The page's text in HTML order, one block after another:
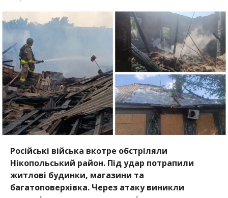
Російські війська вкотре обстріляли
Нікопольський район. Під удар потрапили
житлові будинки, магазини та
багатоповерхівка. Через атаку виникли
пожежі — постраждали оселі мирних
мешканців.
Про це повідомив голова ДніпроОВАСергій
Лисак, передаєІнформатор.
Протягом 30 липня армія рф атакувала
Нікопольщину з FPV-дронів та артилерії. Обстріли
зафіксовані в самому Нікополі, а також у
Марганецькій, Мирівській та Покровській